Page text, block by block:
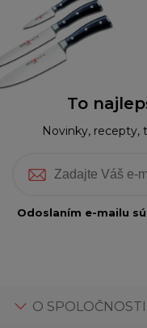
To
Novinky, recepty,
Odoslaním e-mailu
O SPOLOČNOSTI